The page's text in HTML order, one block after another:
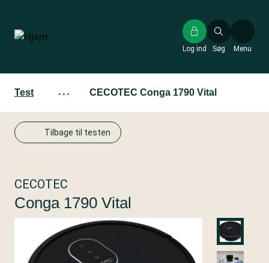
hovedindhold
Søg
Log ind Menu
Test ··· CECOTEC Conga 1790 Vital
Tilbage til testen
CECOTEC
Conga 1790 Vital